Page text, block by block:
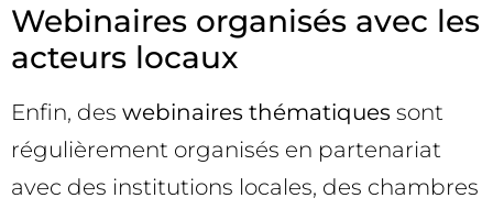
Webinaires organisés avec les
acteurs locaux
Enfin, des webinaires thématiques sont
régulièrement organisés en partenariat
avec des institutions locales, des chambres